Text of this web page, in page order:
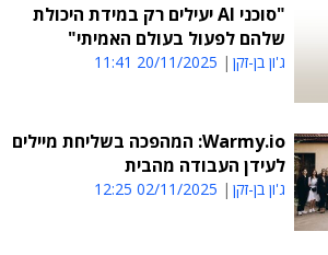
"סוכני AI יעילים רק במידת היכולת
שלהם לפעול בעולם האמיתי"
ג'ון בן-זקן 20/11/2025 11:41
Warmy.io: המהפכה בשליחת מיילים
לעידן העבודה מהבית
ג'ון בן-זקן 02/11/2025 12:25